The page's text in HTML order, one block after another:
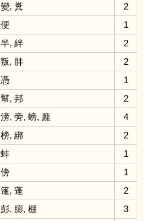
變, 糞
2
便
1
半, 絆
2
叛, 肨
2
憑
1
幫, 邦
2
滂, 旁, 螃, 龐
4
榜, 綁
2
蚌
1
傍
1
篷, 蓬
2
彭, 膨, 棚
3